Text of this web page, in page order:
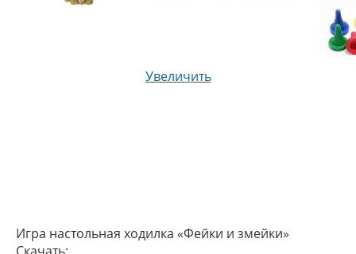
Увеличить
Игра настольная ходилка «Фейки и змейки»